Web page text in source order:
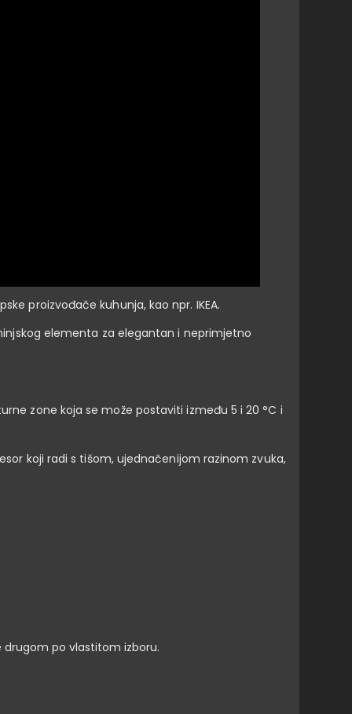
proizvođače kuhunja, kao npr. IKEA.
elementa za elegantan i neprimjetno
zone koja se može postaviti između 5 i 20 °C i
koji radi s tišom, ujednačenijom razinom zvuka,
po vlastitom izboru.